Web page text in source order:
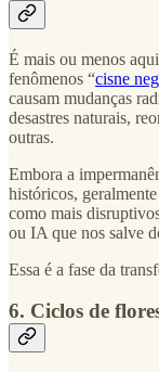
É mais ou menos
fenômenos “cisne
causam mudanças
desastres naturais,
outras.
Embora a
históricos,
como mais
ou IA que nos salve
Essa é a fase da
6. Ciclos de